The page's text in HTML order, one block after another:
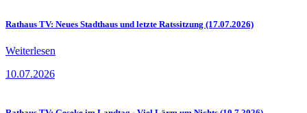
Rathaus TV: Neues Stadthaus und letzte Ratssitzung (17.07.2026)
Weiterlesen
10.07.2026